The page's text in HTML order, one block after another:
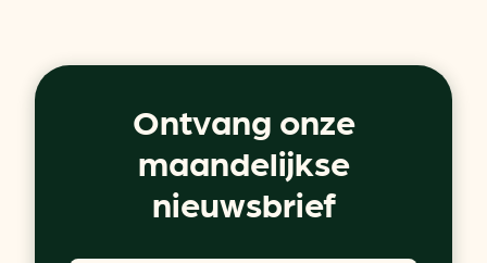
Ontvang onze
maandelijkse
nieuwsbrief